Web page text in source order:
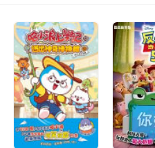
【獲獎紀錄】
二〇二四年 時報文學獎新詩首獎、澳門
二〇二三年 臺北文學獎現代詩首獎